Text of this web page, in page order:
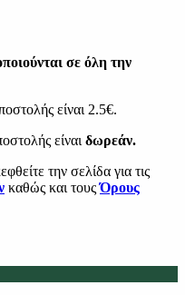
σε όλη την
είναι 2.5€.
είναι δωρεάν.
την σελίδα για τις
καθώς και τουςΌρους